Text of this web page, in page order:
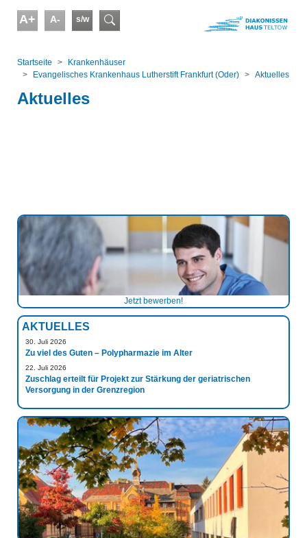
A+ A- s/w Suchformular
Startseite
Kranken­häuser
Evangelisches Krankenhaus Lutherstift Frankfurt (Oder)
Aktuelles
Aktuelles
Jetzt bewerben!
AKTUELLES
30. Juli 2026
Zu viel des Guten – Polypharmazie im Alter
22. Juli 2026
Zuschlag erteilt für Projekt zur Stärkung der geriatrischen
Versorgung in der Grenzregion